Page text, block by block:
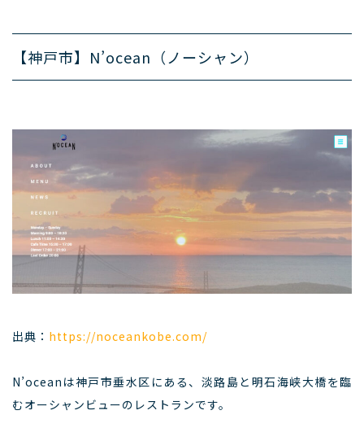
【神戸市】N’ocean（ノーシャン）
出典： https://noceankobe.com/
N’oceanは神戸市垂水区にある、淡路島と明石海峡大橋を臨
むオーシャンビューのレストランです。